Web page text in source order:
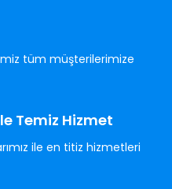
tüm müşterilerimize
Temiz Hizmet
ile en titiz hizmetleri